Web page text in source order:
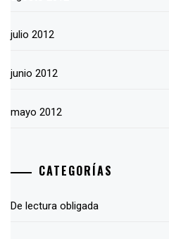
julio 2012
junio 2012
mayo 2012
CATEGORÍAS
De lectura obligada